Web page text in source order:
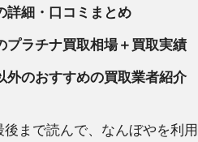
詳細・口コミまとめ
プラチナ買取相場＋買取実績
外のおすすめの買取業者紹介
後まで読んで、なんぼやを利